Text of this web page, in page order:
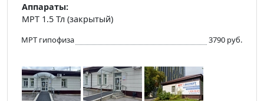
Аппараты:
МРТ 1.5 Тл (закрытый)
МРТ гипофиза 3790 руб.